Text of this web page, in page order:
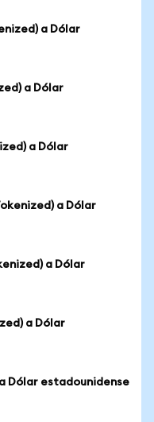
a Dólar
a Dólar
a Dólar
a Dólar
a Dólar
a Dólar
Dólar estadounidense